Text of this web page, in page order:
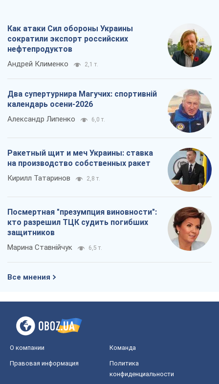
Как атаки Сил обороны Украины
сократили экспорт российских
нефтепродуктов
Андрей Клименко 2,1 т.
Два супертурнира Магучих: спортивній
календарь осени-2026
Александр Липенко 6,0 т.
Ракетный щит и меч Украины: ставка
на производство собственных ракет
Кирилл Татаринов 2,8 т.
Посмертная "презумпция виновности":
кто разрешил ТЦК судить погибших
защитников
Марина Ставнійчук 6,5 т.
Все мнения
О компании Команда
Правовая информация
Политика
конфиденциальности